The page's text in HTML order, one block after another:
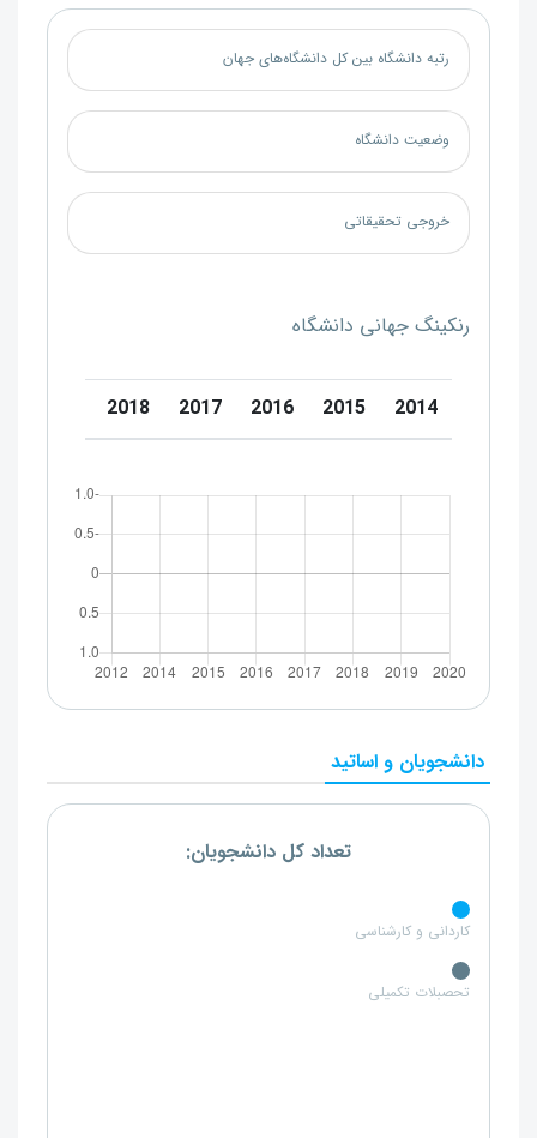
رتبه دانشگاه بین کل دانشگاه‌های جهان
وضعیت دانشگاه
خروجی تحقیقاتی
رنکینگ جهانی دانشگاه
2014
2015
2016
2017
2018
دانشجویان و اساتید
تعداد کل دانشجویان:
کاردانی و کارشناسی
تحصبلات تکمیلی